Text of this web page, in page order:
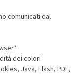
comunicati dal
dei colori
Java, Flash, PDF,